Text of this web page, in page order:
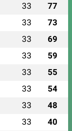
33 77
33 73
33 69
33 59
33 55
33 54
33 48
33 40